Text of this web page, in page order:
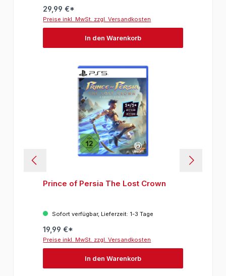
29,99 €*
Preise inkl. MwSt. zzgl. Versandkosten
In den Warenkorb
Prince of Persia The Lost Crown
Sofort verfügbar, Lieferzeit: 1-3 Tage
19,99 €*
Preise inkl. MwSt. zzgl. Versandkosten
In den Warenkorb